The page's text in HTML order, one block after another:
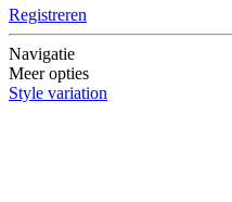
Registreren
Navigatie
Meer opties
Style variation